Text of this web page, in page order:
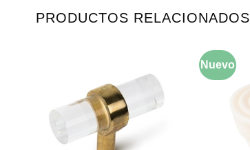
PRODUCTOS RELACIONADOS
Nuevo